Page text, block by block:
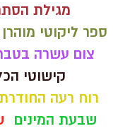
מגילת
ספר ליקוטי מוהרן
צום עשרה
קישוטי
רוח רעה
שבעת המינים